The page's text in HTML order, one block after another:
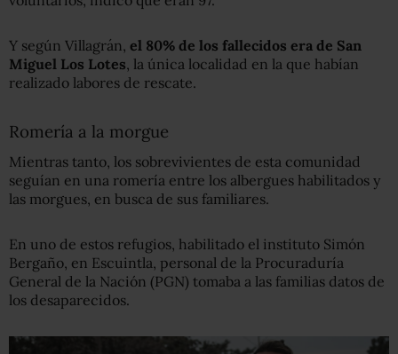
Y según Villagrán, el 80% de los fallecidos era de San
Miguel Los Lotes , la única localidad en la que habían
realizado labores de rescate.
Romería a la morgue
Mientras tanto, los sobrevivientes de esta comunidad
seguían en una romería entre los albergues habilitados y
las morgues, en busca de sus familiares.
En uno de estos refugios, habilitado el instituto Simón
Bergaño, en Escuintla, personal de la Procuraduría
General de la Nación (PGN) tomaba a las familias datos de
los desaparecidos.